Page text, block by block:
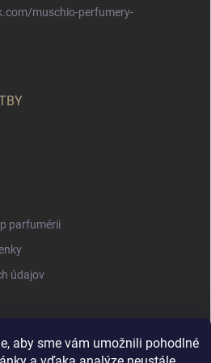
aby sme vám umožnili pohodlné
muschio-perfumery-
parfumérii
údajov